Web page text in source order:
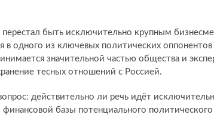
перестал быть исключительно крупным
в одного из ключевых политических
значительной частью общества и
тесных отношений с Россией.
действительно ли речь идёт
базы потенциального политического